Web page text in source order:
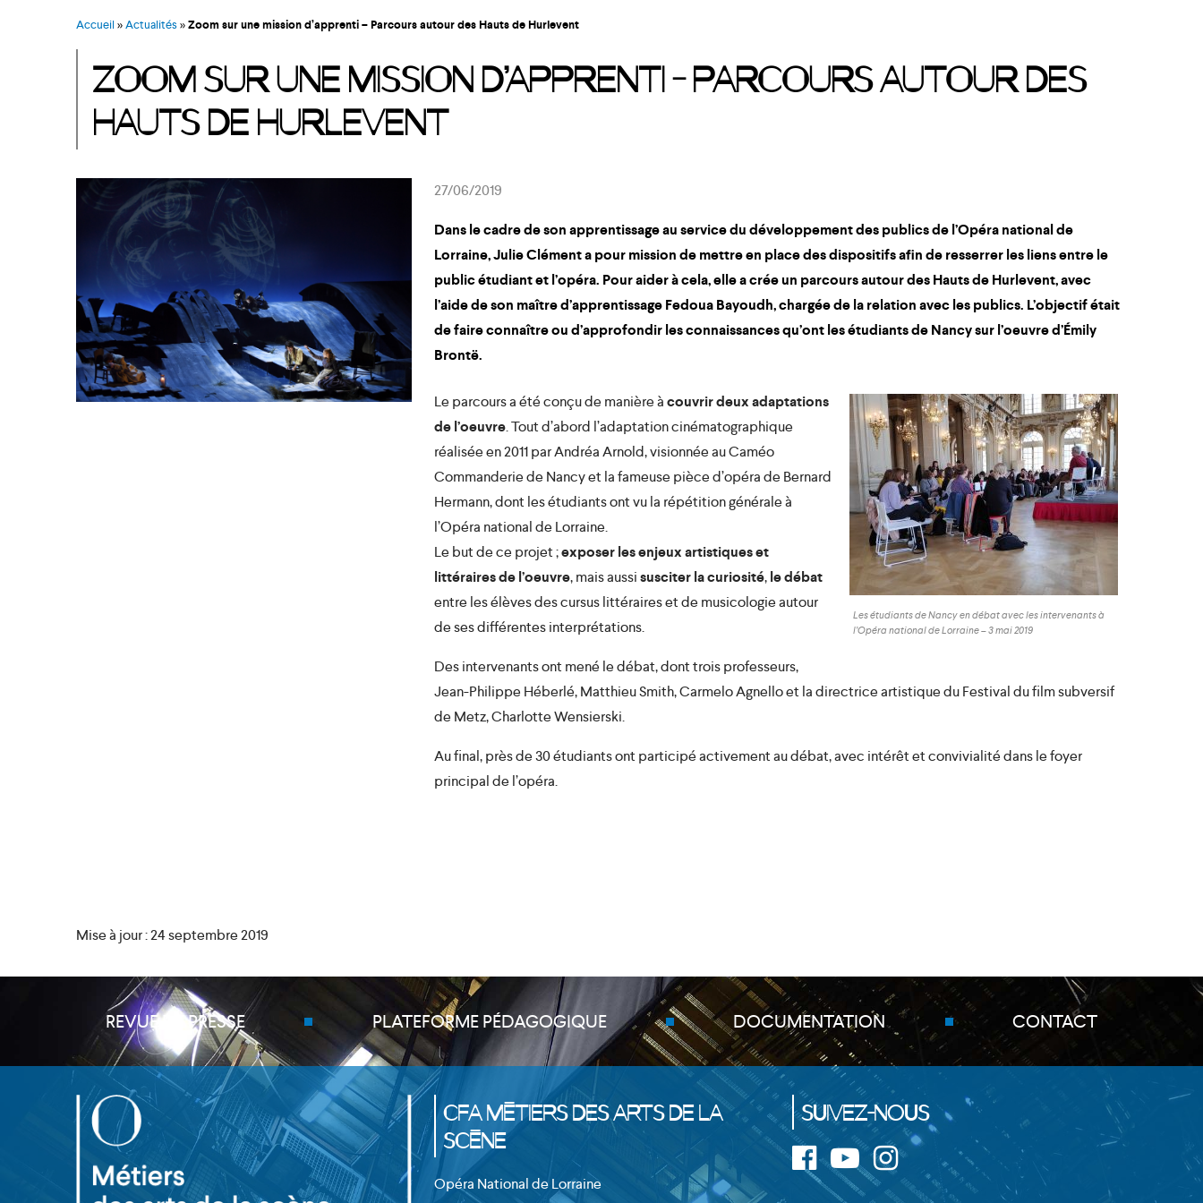
Accueil»Actualités»Zoom sur une mission d’apprenti – Parcours autour des Hauts de Hurlevent
ZOOM SUR UNE MISSION D’APPRENTI – PARCOURS AUTOUR DES
HAUTS DE HURLEVENT
27/06/2019
Dans le cadre de sonapprentissage au service du développement des publics de l’Opéra national de
Lorraine, Julie Clément a pour mission de mettre en place des dispositifs afin deresserrer les liens entre le
public étudiant et l’opéra. Pour aider à cela, elle a crée un parcours autour des Hauts de Hurlevent, avec
l’aide de son maître d’apprentissage Fedoua Bayoudh, chargée de la relation avec les publics. L’objectif était
de faire connaître ou d’approfondir les connaissances qu’ont les étudiants de Nancy sur l’oeuvre d’Émily
Brontë.
Les étudiants de Nancy en débat avec les intervenants à
l’Opéra national de Lorraine – 3 mai 2019
Le parcours a été conçu de manière àcouvrir deux adaptations
de l’oeuvre. Tout d’abord l’adaptation cinématographique
réalisée en 2011 par Andréa Arnold, visionnée au Caméo
Commanderie de Nancy et la fameuse pièce d’opéra de Bernard
Hermann, dont les étudiants ont vu la répétition générale à
l’Opéra national de Lorraine.
Le but de ce projet ;exposer les enjeux artistiques et
littéraires de l’oeuvre, mais aussisusciter la curiosité,le débat
entre les élèves des cursus littéraires et de musicologie autour
de ses différentes interprétations.
Des intervenants ont mené le débat, dont trois professeurs,
Jean-Philippe Héberlé, Matthieu Smith, Carmelo Agnello et la directrice artistique du Festival du film subversif
de Metz, Charlotte Wensierski.
Au final, près de 30 étudiants ont participé activement au débat, avec intérêt et convivialité dans le foyer
principal de l’opéra.
Mise à jour : 24 septembre 2019
REVUE DE PRESSE PLATEFORME PÉDAGOGIQUE DOCUMENTATION CONTACT
CFA Métiers des Arts de la
Scène
Opéra National de Lorraine
Suivez-nous